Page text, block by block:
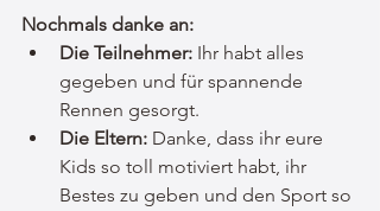
Nochmals danke an:
Die Teilnehmer: Ihr habt alles
gegeben und für spannende
Rennen gesorgt.
Die Eltern: Danke, dass ihr eure
Kids so toll motiviert habt, ihr
Bestes zu geben und den Sport so